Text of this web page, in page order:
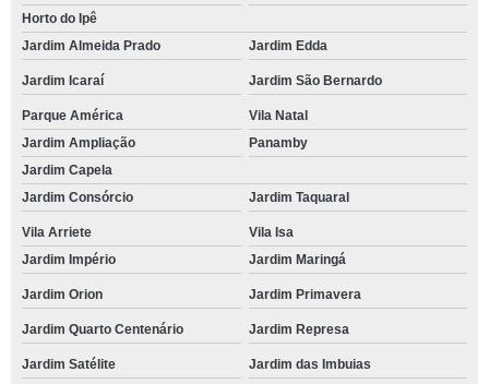
Horto do Ipê
Jardim Almeida Prado
Jardim Edda
Jardim Icaraí Jardim São Bernardo
Parque América
Vila Natal
Jardim Ampliação
Panamby
Jardim Capela
Jardim Consórcio
Jardim Taquaral
Vila Arriete
Vila Isa
Jardim Império
Jardim Maringá
Jardim Orion Jardim Primavera
Jardim Quarto Centenário Jardim Represa
Jardim Satélite Jardim das Imbuias